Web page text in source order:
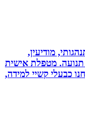
מודיעין,
מטפלת אישית
קשיי למידה,